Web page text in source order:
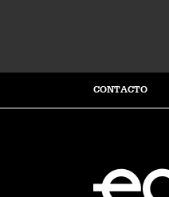
CONTACTO